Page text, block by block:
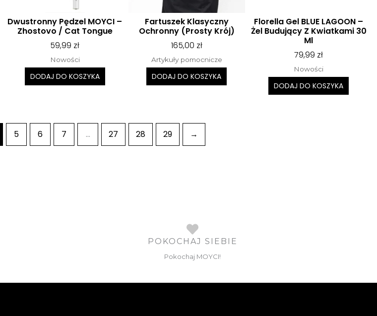
Dwustronny Pędzel MOYCI –
Zhostovo / Cat Tongue
59,99 zł
Nowości
DODAJ DO KOSZYKA
Fartuszek Klasyczny
Ochronny (prosty Krój)
165,00 zł
Artykuły pomocnicze
DODAJ DO KOSZYKA
Florella Gel BLUE LAGOON –
Żel Budujący Z Kwiatkami 30
Ml
79,99 zł
Nowości
DODAJ DO KOSZYKA
5 6 7 … 27 28 29 →
POKOCHAJ SIEBIE
Pokochaj MOYCI!